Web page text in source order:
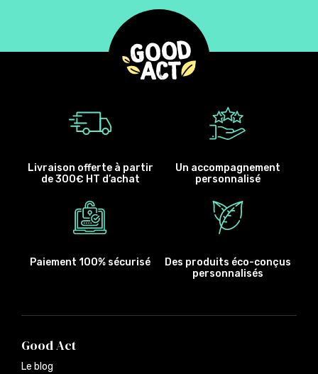
Livraison offerte à partir
de 300€ HT d’achat
Un accompagnement
personnalisé
Paiement 100% sécurisé
Des produits éco-conçus
personnalisés
Good Act
Le blog